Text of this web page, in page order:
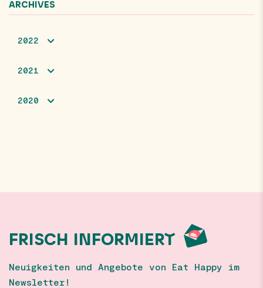
ARCHIVES
2022
2021
2020
FRISCH INFORMIERT
Neuigkeiten und Angebote von Eat Happy im
Newsletter!